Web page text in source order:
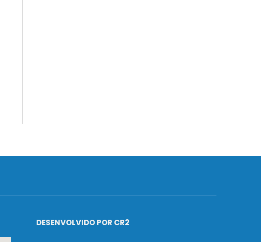
DESENVOLVIDO POR CR2